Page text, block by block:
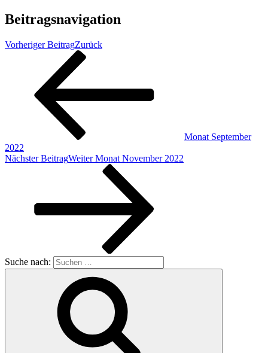
Beitragsnavigation
Vorheriger BeitragZurück
Monat September
2022
Nächster BeitragWeiter Monat November 2022
Suche nach: